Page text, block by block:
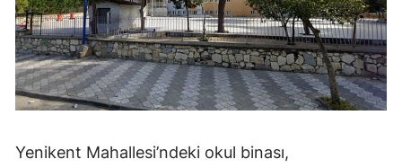
Yenikent Mahallesi’ndeki okul binası,